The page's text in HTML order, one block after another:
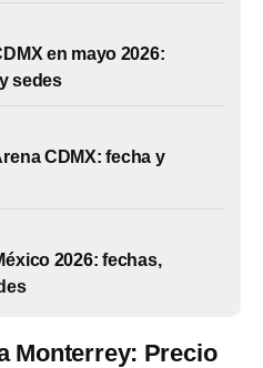
en mayo 2026:
sedes
CDMX: fecha y
2026: fechas,
Monterrey: Precio